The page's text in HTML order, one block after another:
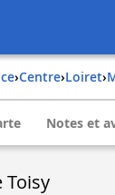
› centre› loiret›
Notes et
Toisy